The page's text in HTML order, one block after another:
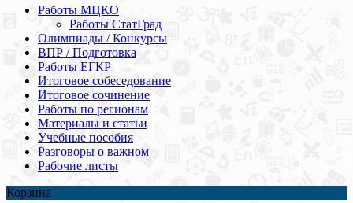
Работы МЦКО
Работы СтатГрад
Олимпиады / Конкурсы
ВПР / Подготовка
Работы ЕГКР
Итоговое собеседование
Итоговое сочинение
Работы по регионам
Материалы и статьи
Учебные пособия
Разговоры о важном
Рабочие листы
Корзина